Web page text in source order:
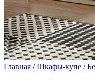
Главная /Шкафы-купе /